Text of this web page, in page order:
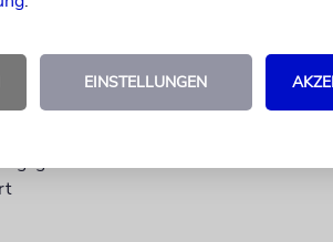
Star mit jüdischem
wird für seine enge
für deren kulturelles Erbe
EINSTELLUNGEN